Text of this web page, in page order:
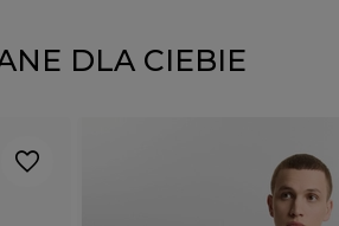
DLA CIEBIE